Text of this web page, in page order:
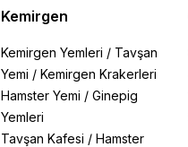
Kemirgen
Kemirgen Yemleri / Tavşan
Yemi / Kemirgen Krakerleri
Hamster Yemi / Ginepig
Yemleri
Tavşan Kafesi / Hamster